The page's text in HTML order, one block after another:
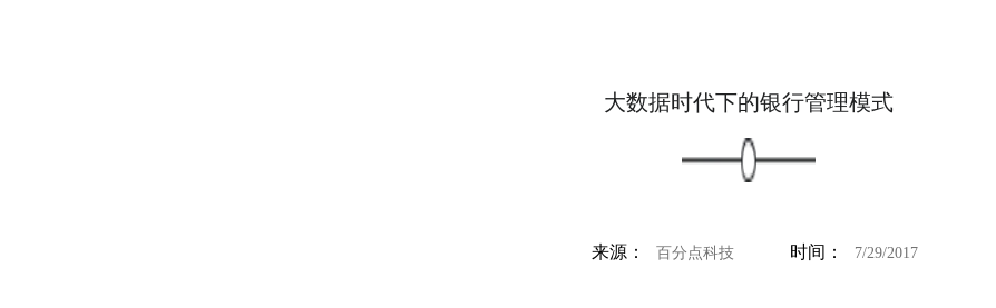
大数据时代下的银行管理模式
来源： 百分点科技 时间： 7/29/2017